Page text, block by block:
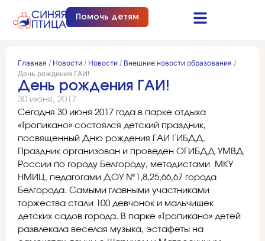
Помочь детям
Главная / Новости / Новости / Внешние новости образования /
День рождения ГАИ!
День рождения ГАИ!
30 июня, 2017
Сегодня 30 июня 2017 года в парке отдыха
«Тропикано» состоялся детский праздник,
посвященный Дню рождения ГАИ ГИБДД.
Праздник организован и проведен ОГИБДД УМВД
России по городу Белгороду, методистами МКУ
НМИЦ, педагогами ДОУ №1,8,25,66,67 города
Белгорода. Самыми главными участниками
торжества стали 100 девчонок и мальчишек
детских садов города. В парке «Тропикано» детей
развлекала веселая музыка, эстафеты на